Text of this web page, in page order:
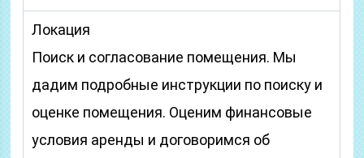
Локация
Поиск и согласование помещения. Мы
дадим подробные инструкции по поиску и
оценке помещения. Оценим финансовые
условия аренды и договоримся об